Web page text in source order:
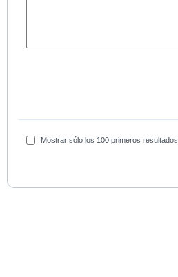
Mostrar sólo los 100 primeros resultados